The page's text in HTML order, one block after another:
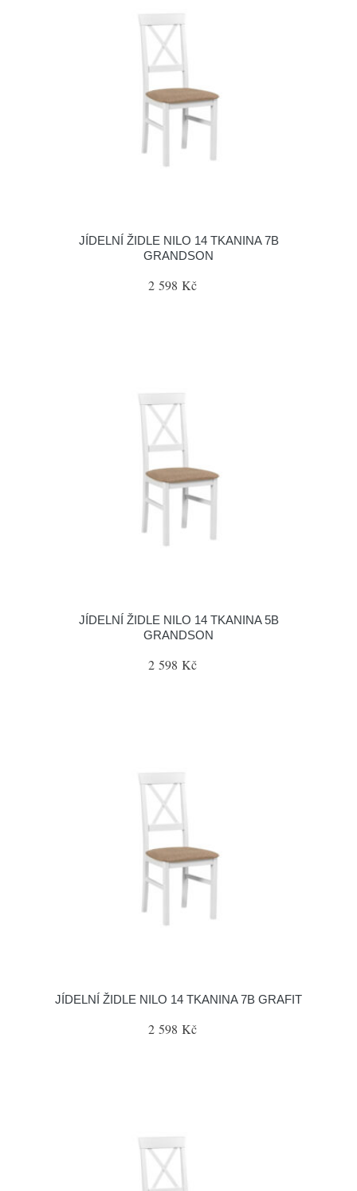
JÍDELNÍ ŽIDLE NILO 14 TKANINA 7B
GRANDSON
2 598 Kč
JÍDELNÍ ŽIDLE NILO 14 TKANINA 5B
GRANDSON
2 598 Kč
JÍDELNÍ ŽIDLE NILO 14 TKANINA 7B GRAFIT
2 598 Kč